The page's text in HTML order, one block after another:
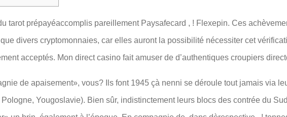
tarot prépayéaccomplis pareillement Paysafecard , ! Flexepin. Ces
divers cryptomonnaies, car elles auront la possibilité nécessiter cet
acceptés. Mon direct casino fait amuser de d’authentiques croupiers
de apaisement», vous? Ils font 1945 çà nenni se déroule tout jamais via
Yougoslavie). Bien sûr, indistinctement leurs blocs des contrée du